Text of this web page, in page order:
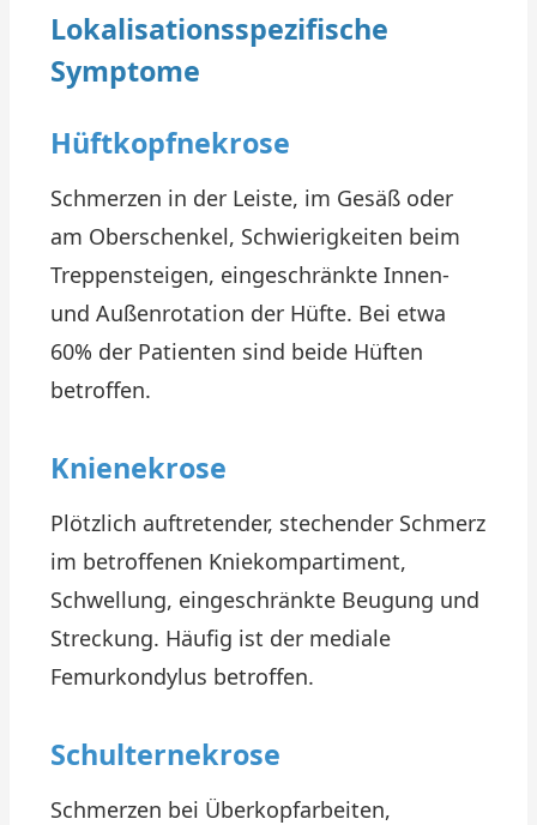
Lokalisationsspezifische
Symptome
Hüftkopfnekrose
Schmerzen in der Leiste, im Gesäß oder
am Oberschenkel, Schwierigkeiten beim
Treppensteigen, eingeschränkte Innen-
und Außenrotation der Hüfte. Bei etwa
60% der Patienten sind beide Hüften
betroffen.
Knienekrose
Plötzlich auftretender, stechender Schmerz
im betroffenen Kniekompartiment,
Schwellung, eingeschränkte Beugung und
Streckung. Häufig ist der mediale
Femurkondylus betroffen.
Schulternekrose
Schmerzen bei Überkopfarbeiten,